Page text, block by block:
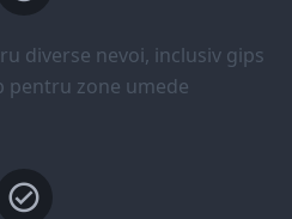
diverse nevoi, inclusiv gips
zone umede